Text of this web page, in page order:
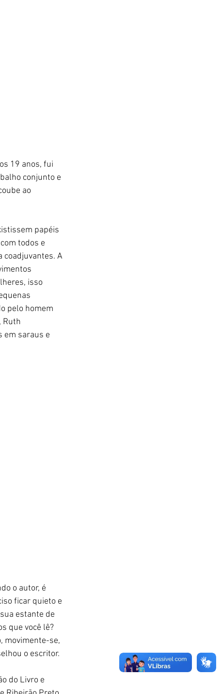
19 anos, fui
conjunto e
ao
papéis
todos e
coadjuvantes. A
isso
pelo homem
Ruth
em saraus e
o autor, é
ficar quieto e
estante de
que você lê?
movimente-se,
o escritor.
do Livro e